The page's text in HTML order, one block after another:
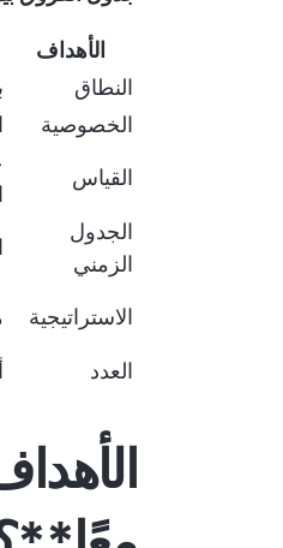
الأهداف
النطاق
الخصوصية
القياس
الجدول
الزمني
الاستراتيجية
العدد